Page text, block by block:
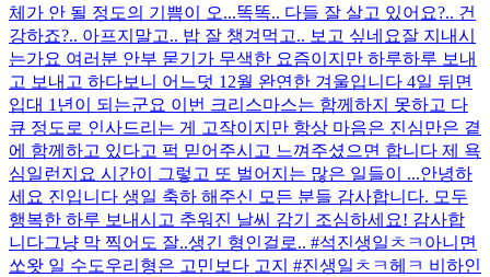
체가 안 될 정도의 기쁨이 오...똑똑.. 다들 잘 살고 있어요?.. 건
강하죠?.. 아프지말고.. 밥 잘 챙겨먹고.. 보고 싶네요잘 지내시
는가요 여러분 안부 묻기가 무색한 요즘이지만 하루하루 보내
고 보내고 하다보니 어느덧 12월 완연한 겨울입니다 4일 뒤면
입대 1년이 되는군요 이번 크리스마스는 함께하지 못하고 다
큐 정도로 인사드리는 게 고작이지만 항상 마음은 진심만은 곁
에 함께하고 있다고 퍽 믿어주시고 느껴주셨으면 합니다 제 욕
심일런지요 시간이 그렇고 또 벌어지는 많은 일들이 ...안녕하
세요 진입니다 생일 축하 해주신 모든 분들 감사합니다. 모두
행복한 하루 보내시고 추워진 날씨 감기 조심하세요! 감사합
니다그냥 막 찍어도 잘..생긴 형인걸로.. #석진생일ㅊㅋ 아니면
쏘왓 일 수도우리형은 고민보다 고지 #진생일ㅊㅋ헤ㅋ 비하인